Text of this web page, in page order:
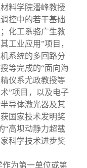
料学院潘峰教授
控中的若干基础
化工系骆广生教
工业应用”项目，
系统的多回路分
等完成的“面向海
仪系尤政教授等
”项目，以及电子
导体激光器及其
国家技术发明奖
“高坝动静力超载
科学技术进步奖
为第一单位或第